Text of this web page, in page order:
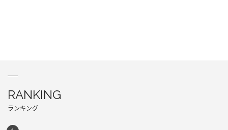
RANKING
ランキング